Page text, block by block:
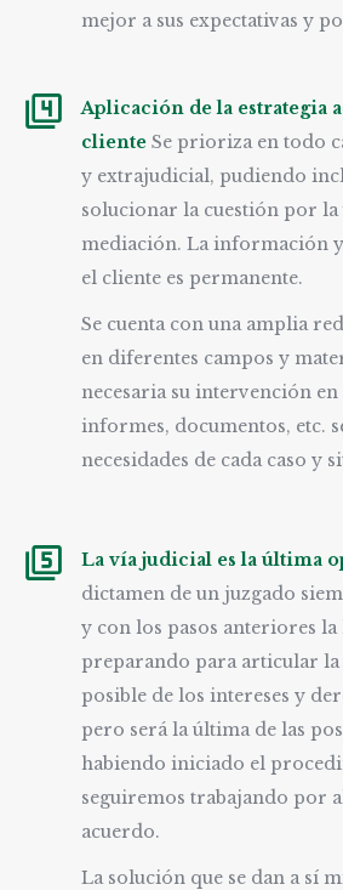
mejor a sus expectativas y
Aplicación de la estrategia
cliente Se prioriza en todo
y extrajudicial, pudiendo
solucionar la cuestión por la
mediación. La información
el cliente es permanente.
Se cuenta con una amplia
en diferentes campos y
necesaria su intervención
informes, documentos, etc.
necesidades de cada caso y
La vía judicial es la última
dictamen de un juzgado
y con los pasos anteriores la
preparando para articular
posible de los intereses y
pero será la última de las
habiendo iniciado el
seguiremos trabajando por
acuerdo.
La solución que se dan a sí